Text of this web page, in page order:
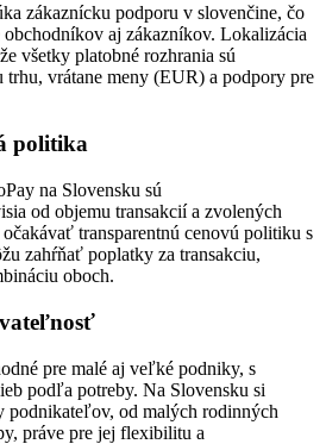
zákaznícku podporu v slovenčine, čo
aj zákazníkov. Lokalizácia
všetky platobné rozhrania sú
trhu, vrátane meny (EUR) a podpory pre
politika
na Slovensku sú
od objemu transakcií a zvolených
transparentnú cenovú politiku s
zahŕňať poplatky za transakciu,
oboch.
pre malé aj veľké podniky, s
podľa potreby. Na Slovensku si
od malých rodinných
práve pre jej flexibilitu a